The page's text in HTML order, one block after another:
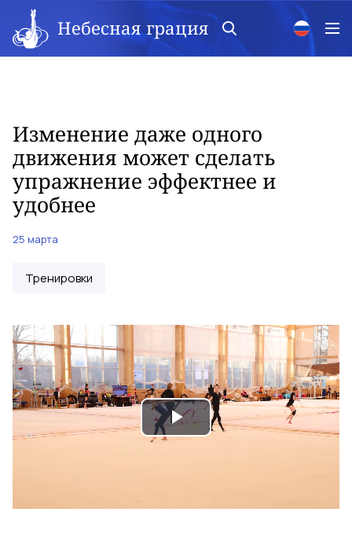
Небесная грация
Изменение даже одного
движения может сделать
упражнение эффектнее и
удобнее
25 марта
Тренировки
Play